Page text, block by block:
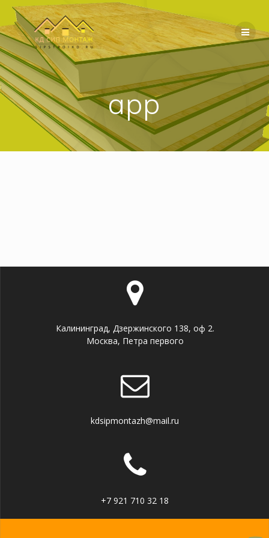
Перейти
содержимому
app
Калининград, Дзержинского 138, оф 2.
Москва, Петра первого
kdsipmontazh@mail.ru
+7 921 710 32 18